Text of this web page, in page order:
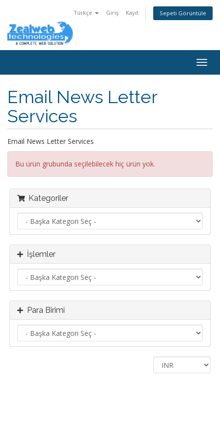
Türkçe Giriş Kayıt Sepeti Görüntüle
Email News Letter
Services
Email News Letter Services
Bu ürün grubunda seçilebilecek hiç ürün yok.
Kategoriler
İşlemler
Para Birimi